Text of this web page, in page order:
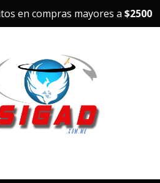
en compras mayores a $2500